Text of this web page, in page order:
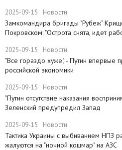
2025-09-15 Новости
Замкомандира бригады "Рубеж"
Покровском: "Острота снята, идет
2025-09-15 Новости
"Все гораздо хуже", - Путин впервые
российской экономики
2025-09-15 Новости
​"Путин отсутствие наказания
Зеленский предупредил Запад
2025-09-15 Новости
Тактика Украины с выбиванием НПЗ
жалуются на "ночной кошмар" на АЗС